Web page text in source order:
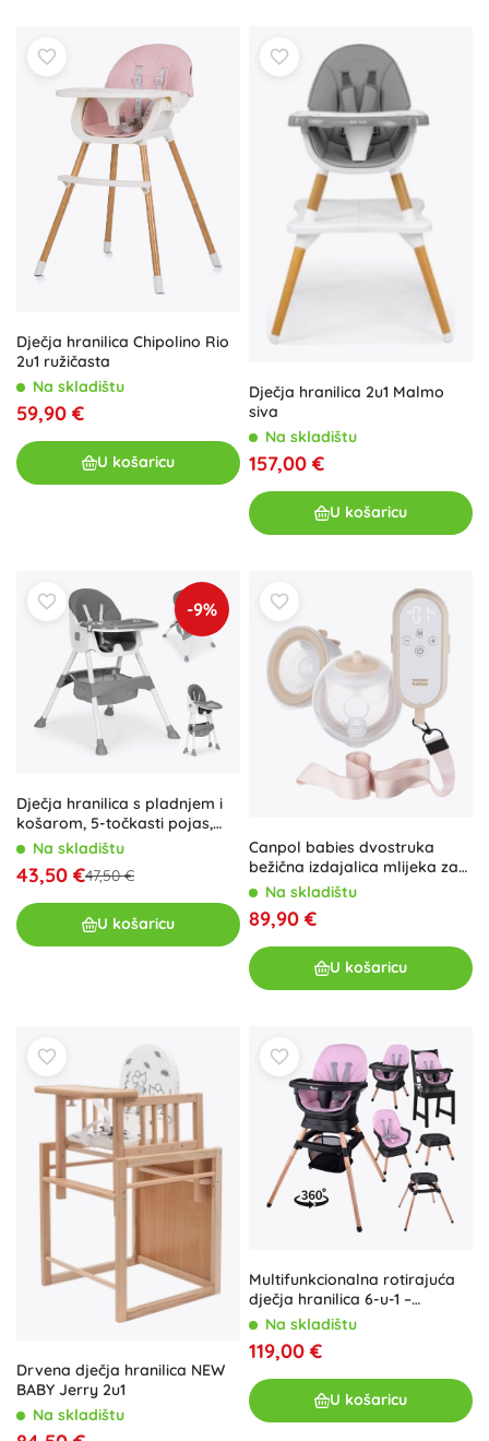
Dječja hranilica Chipolino Rio
2u1 ružičasta
Na skladištu
59,90 €
U košaricu
Dječja hranilica 2u1 Malmo
siva
Na skladištu
157,00 €
U košaricu
-9%
Dječja hranilica s pladnjem i
košarom, 5-točkasti pojas,
ECOTOYS – Siva
Na skladištu
43,50 €47,50 €
U košaricu
Canpol babies dvostruka
bežična izdajalica mlijeka za
grudnjak MilkShell
Na skladištu
89,90 €
U košaricu
Drvena dječja hranilica NEW
BABY Jerry 2u1
Na skladištu
Multifunkcionalna rotirajuća
dječja hranilica 6-u-1 –
ružičasta
Na skladištu
119,00 €
U košaricu